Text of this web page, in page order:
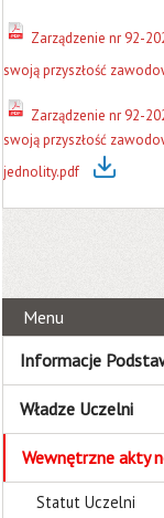
Zarządzenie nr 92-
swoją przyszłość
Zarządzenie nr 92-
swoją przyszłość
jednolity.pdf
Menu
Informacje
Władze Uczelni
Wewnętrzne akty
Statut Uczelni